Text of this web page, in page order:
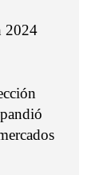
2024